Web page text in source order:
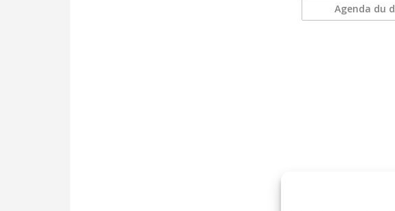
Agenda du